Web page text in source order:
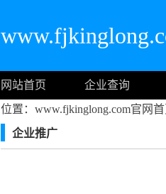
网站首页 企业查询
位置：www.fjkinglong.com官网首
企业推广